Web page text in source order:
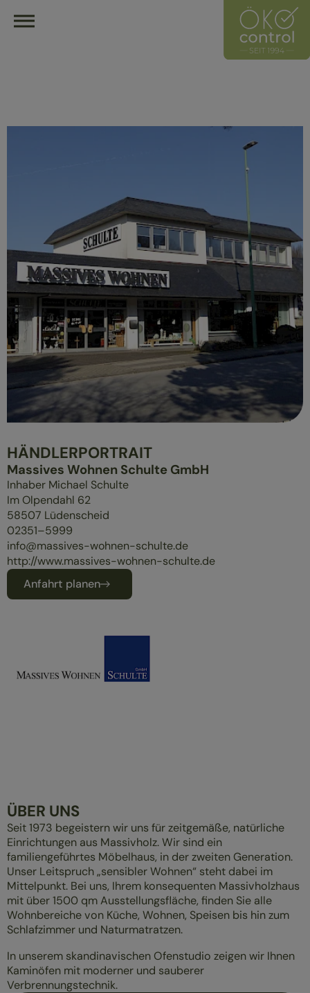
ÜBERBLICK
HERSTELLER
MITGLIED WERDEN
HÄNDLER FINDEN
ÖKOLOGISCH EINRICHTEN
ÜBERBLICK
MASSIVHOLZMÖBEL
POLSTERMÖBEL
GESUND SCHLAFEN
HÄNDLERPORTRAIT
Massives Wohnen Schulte GmbH
Inhaber Michael Schulte
Im Olpendahl 62
58507 Lüdenscheid
02351–5999
info@massives-wohnen-schulte.de
http://www.massives-wohnen-schulte.de
Anfahrt planen
ÜBER UNS
Seit 1973 begeistern wir uns für zeitgemäße, natürliche
Einrichtungen aus Massivholz. Wir sind ein
familiengeführtes Möbelhaus, in der zweiten Generation.
Unser Leitspruch „sensibler Wohnen“ steht dabei im
Mittelpunkt. Bei uns, Ihrem konsequenten Massivholzhaus
mit über 1500 qm Ausstellungsfläche, finden Sie alle
Wohnbereiche von Küche, Wohnen, Speisen bis hin zum
Schlafzimmer und Naturmatratzen.
In unserem skandinavischen Ofenstudio zeigen wir Ihnen
Kaminöfen mit moderner und sauberer
Verbrennungstechnik.